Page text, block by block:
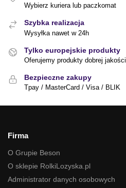
Wybierz kuriera lub paczkomat
Szybka realizacja
Wysyłka nawet w 24h
Tylko europejskie produkty
Oferujemy produkty dobrej jakości
Bezpieczne zakupy
Tpay / MasterCard / Visa / BLIK
Firma
O Grupie Beson
O sklepie RolkiLozyska.pl
Administrator danych osobowych